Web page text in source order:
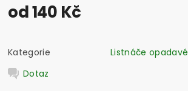
od 140 Kč
Kategorie
Listnáče opadavé
Dotaz